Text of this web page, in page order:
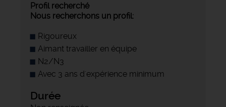
Profil recherché
Nous recherchons un profil:
Rigoureux
Aimant travailler en équipe
N2/N3
Avec 3 ans d'expérience minimum
Durée